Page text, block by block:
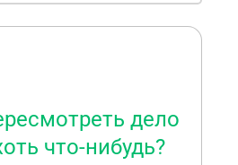
дело
что-нибудь?